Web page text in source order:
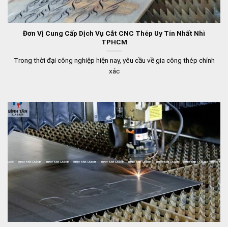
Đơn Vị Cung Cấp Dịch Vụ Cắt CNC Thép Uy Tín Nhất Nhì
TPHCM
Trong thời đại công nghiệp hiện nay, yêu cầu về gia công thép chính
xác